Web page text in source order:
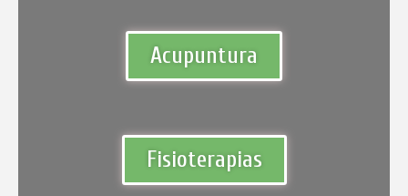
Acupuntura​
Fisioterapias